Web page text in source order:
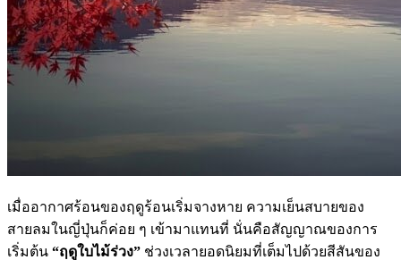
เมื่ออากาศร้อนของฤดูร้อนเริ่มจางหาย ความเย็นสบายของ
สายลมในญี่ปุ่นก็ค่อย ๆ เข้ามาแทนที่ นั่นคือสัญญาณของการ
เริ่มต้น “ฤดูใบไม้ร่วง” ช่วงเวลายอดนิยมที่เต็มไปด้วยสีสันของ